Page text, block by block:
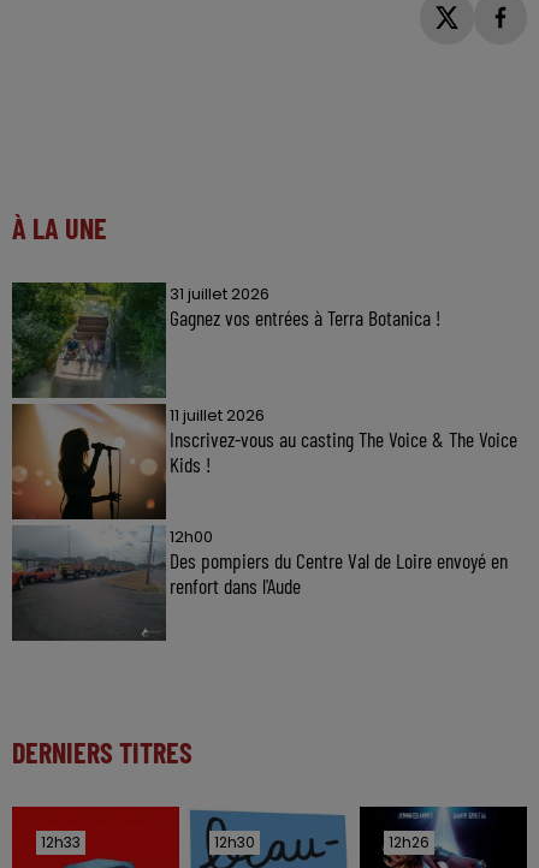
À LA UNE
31 juillet 2026
Gagnez vos entrées à Terra Botanica !
11 juillet 2026
Inscrivez-vous au casting The Voice & The Voice
Kids !
12h00
Des pompiers du Centre Val de Loire envoyé en
renfort dans l'Aude
DERNIERS TITRES
12h33
12h33 12h30
12h30 12h26
12h26